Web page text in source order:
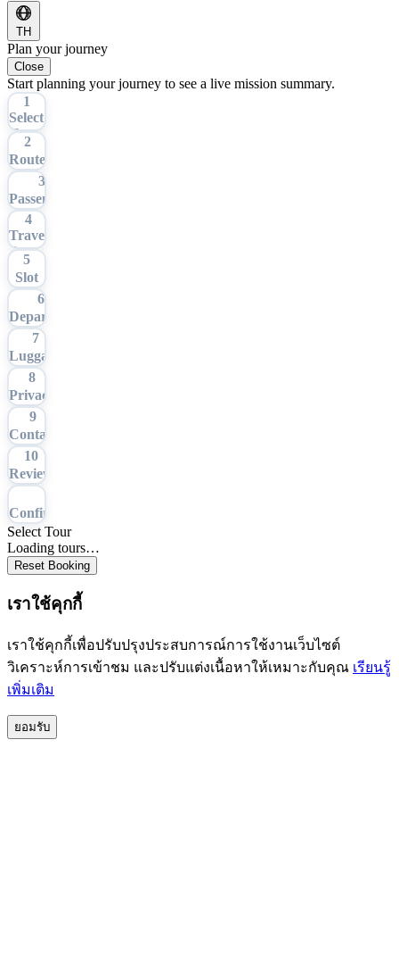
TH
Plan your journey
Close
Start planning your journey to see a live mission summary.
1
Select
Tour
2
Route
3
Passengers
4
Travel
Date
5
Slot
6
Departure
7
Luggage
8
Privacy
9
Contact
10
Review
11
Confirmation
Select Tour
Loading tours…
Reset Booking
เราใช้คุกกี้
เราใช้คุกกี้เพื่อปรับปรุงประสบการณ์การใช้งานเว็บไซต์
วิเคราะห์การเข้าชม และปรับแต่งเนื้อหาให้เหมาะกับคุณ เรียนรู้
เพิ่มเติม
ยอมรับ